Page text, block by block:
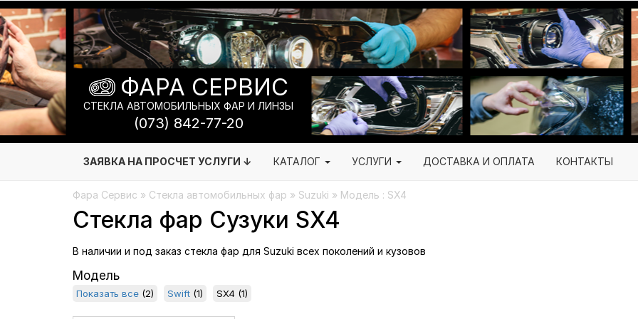
Фара Сервис » Стекла автомобильных фар » Suzuki » Модель : SX4
Стекла фар Сузуки SX4
В наличии и под заказ стекла фар для Suzuki всех поколений и кузовов
Модель
Показать все (2) Swift (1) SX4 (1)
ФАРА СЕРВИС
СТЕКЛА АВТОМОБИЛЬНЫХ ФАР И ЛИНЗЫ
(073) 842-77-20
ЗАЯВКА НА ПРОСЧЕТ УСЛУГИ ↓ КАТАЛОГ УСЛУГИ ДОСТАВКА И ОПЛАТА КОНТАКТЫ